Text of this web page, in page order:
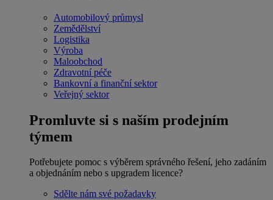
Automobilový průmysl
Zemědělství
Logistika
Výroba
Maloobchod
Zdravotní péče
Bankovní a finanční sektor
Veřejný sektor
Promluvte si s naším prodejním
týmem
Potřebujete pomoc s výběrem správného řešení, jeho zadáním
a objednáním nebo s upgradem licence?
Sdělte nám své požadavky